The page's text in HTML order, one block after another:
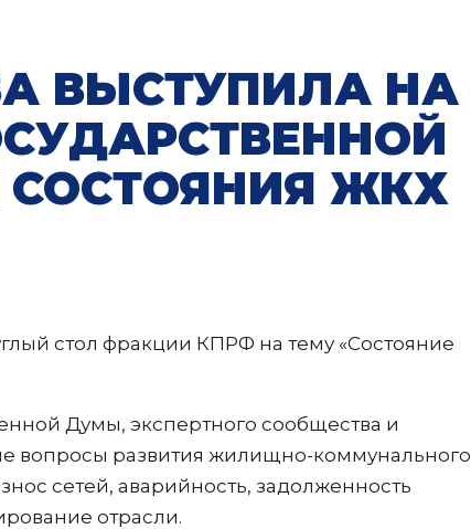
ВЫСТУПИЛА НА
ЖКХ
стол фракции КПРФ на тему «Состояние
Думы, экспертного сообщества и
вопросы развития жилищно-коммунального
сетей, аварийность, задолженность
отрасли.